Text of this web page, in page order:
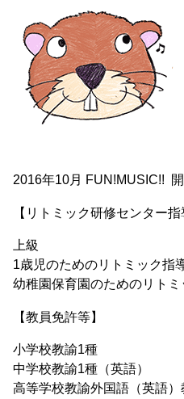
2016年10月 FUN!MUSIC!!
【リトミック研修センター指
上級
1歳児のためのリトミック指
幼稚園保育園のためのリト
【教員免許等】
小学校教諭1種
中学校教諭1種（英語）
高等学校教諭外国語（英語